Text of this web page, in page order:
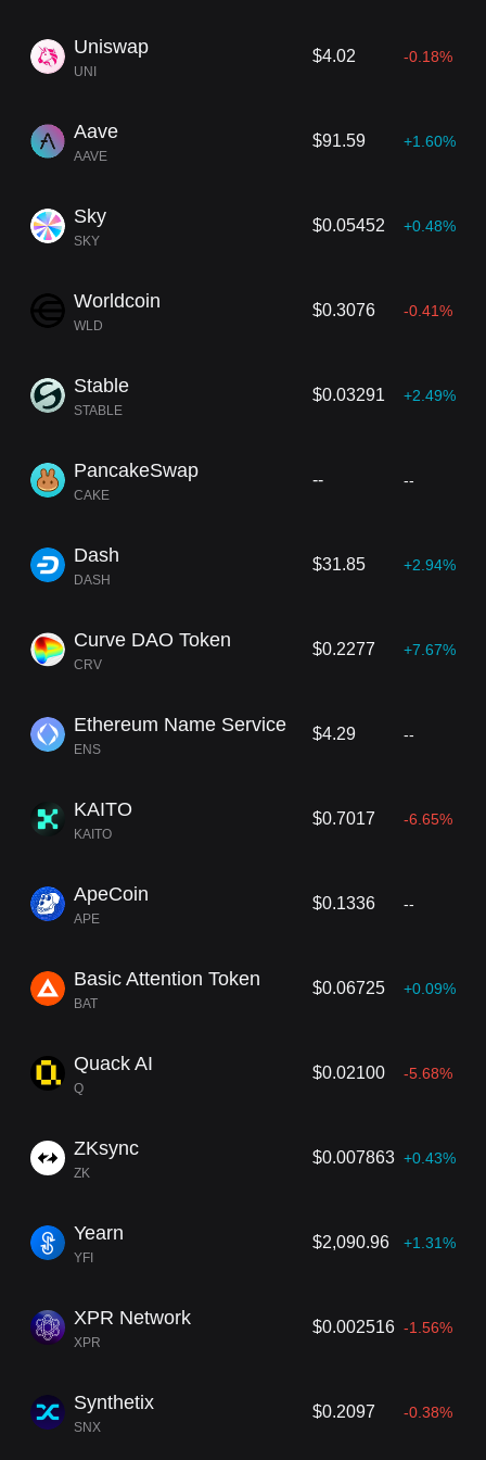
Uniswap
UNI
$4.02 -0.18%
Aave
AAVE
$91.59 +1.60%
Sky
SKY
$0.05452 +0.48%
Worldcoin
WLD
$0.3076 -0.41%
Stable
STABLE
$0.03291 +2.49%
PancakeSwap
CAKE
-- --
Dash
DASH
$31.85 +2.94%
Curve DAO Token
CRV
$0.2277 +7.67%
Ethereum Name Service
ENS
$4.29 --
KAITO
KAITO
$0.7017 -6.65%
ApeCoin
APE
$0.1336 --
Basic Attention Token
BAT
$0.06725 +0.09%
Quack AI
Q
$0.02100 -5.68%
ZKsync
ZK
$0.007863 +0.43%
Yearn
YFI
$2,090.96 +1.31%
XPR Network
XPR
$0.002516 -1.56%
Synthetix
SNX
$0.2097 -0.38%